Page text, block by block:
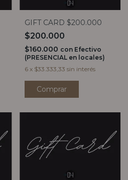
GIFT CARD $200.000
$200.000
$160.000 con Efectivo
(PRESENCIAL en locales)
6 x $33.333,33 sin interés